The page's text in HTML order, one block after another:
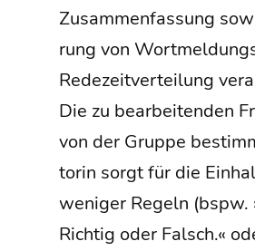
Zusam­men­fas­sung
rung von
Rede­zeit­ver­tei­lung
Die zu bear­bei­ten­den
von der Grup­pe
to­rin sorgt für die
weni­ger Regeln (bspw.
Rich­tig oder Falsch.«